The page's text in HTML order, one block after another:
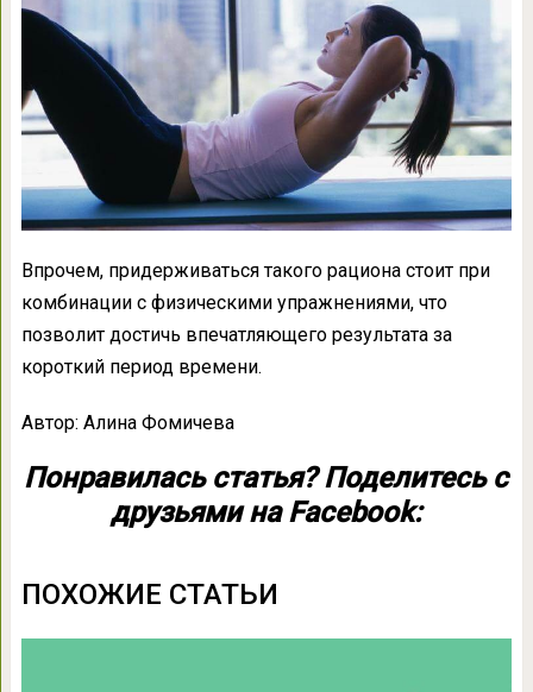
​Впрочем, придерживаться такого рациона стоит при
комбинации с физическими упражнениями, что
позволит достичь впечатляющего результата за
короткий период времени.
Автор: Алина Фомичева
Понравилась статья? Поделитесь с
друзьями на Facebook:
ПОХОЖИЕ СТАТЬИ